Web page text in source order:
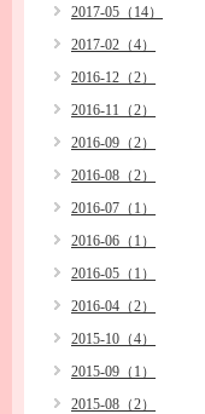
2017-05（14）
2017-02（4）
2016-12（2）
2016-11（2）
2016-09（2）
2016-08（2）
2016-07（1）
2016-06（1）
2016-05（1）
2016-04（2）
2015-10（4）
2015-09（1）
2015-08（2）